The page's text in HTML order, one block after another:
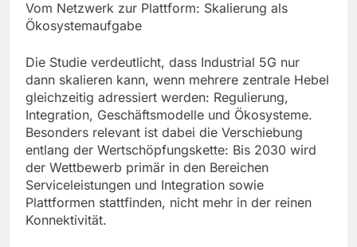
Vom Netzwerk zur Plattform: Skalierung als
Ökosystemaufgabe
Die Studie verdeutlicht, dass Industrial 5G nur
dann skalieren kann, wenn mehrere zentrale Hebel
gleichzeitig adressiert werden: Regulierung,
Integration, Geschäftsmodelle und Ökosysteme.
Besonders relevant ist dabei die Verschiebung
entlang der Wertschöpfungskette: Bis 2030 wird
der Wettbewerb primär in den Bereichen
Serviceleistungen und Integration sowie
Plattformen stattfinden, nicht mehr in der reinen
Konnektivität.